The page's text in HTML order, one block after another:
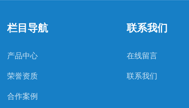
栏目导航
产品中心
荣誉资质
合作案例
联系我们
在线留言
联系我们